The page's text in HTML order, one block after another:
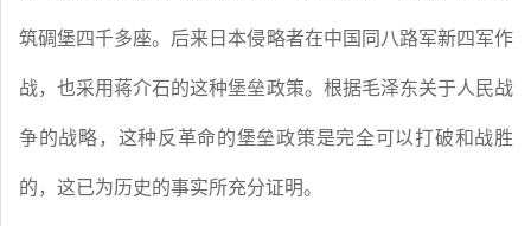
筑碉堡四千多座。后来日本侵略者在中国同八路军新四军作
战，也采用蒋介石的这种堡垒政策。根据毛泽东关于人民战
争的战略，这种反革命的堡垒政策是完全可以打破和战胜
的，这已为历史的事实所充分证明。